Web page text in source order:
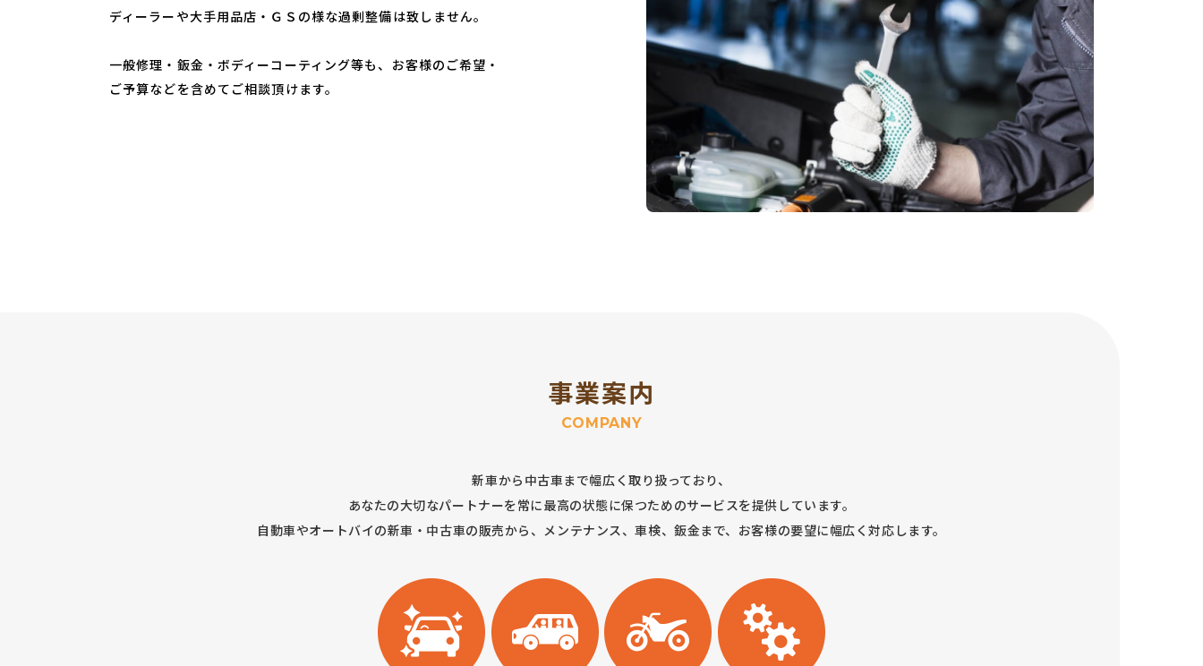
ディーラーや大手用品店・ＧＳの様な過剰整備は致しません。
一般修理・鈑金・ボディーコーティング等も、お客様のご希望・
ご予算などを含めてご相談頂けます。
事業案内
COMPANY
新車から中古車まで幅広く取り扱っており、
あなたの大切なパートナーを常に最高の状態に保つためのサービスを提供しています。
自動車やオートバイの新車・中古車の販売から、メンテナンス、車検、鈑金まで、お客様の要望に幅広く対応します。